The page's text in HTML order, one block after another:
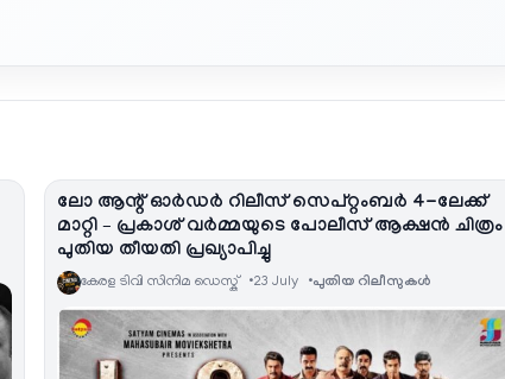
ലോ ആന്റ് ഓര്‍ഡർ റിലീസ് സെപ്റ്റംബർ 4-ലേക്ക്
മാറ്റി – പ്രകാശ് വർമ്മയുടെ പോലീസ് ആക്ഷൻ ചിത്രം
പുതിയ തീയതി പ്രഖ്യാപിച്ചു
കേരള ടിവി സിനിമ ഡെസ്ക് 23 July പുതിയ റിലീസുകള്‍